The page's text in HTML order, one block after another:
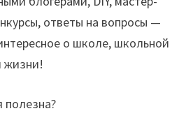
ответы на вопросы —
о школе, школьной
жизни!
полезна?